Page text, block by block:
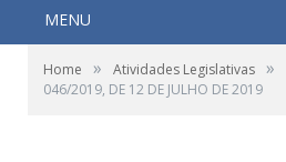
MENU
Home » Atividades Legislativas »
046/2019, DE 12 DE JULHO DE 2019